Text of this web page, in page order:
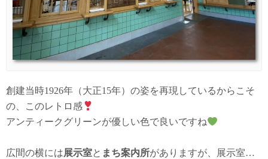
創建当時1926年（大正15年）の姿を再現しているからこそ
の、このレトロ感
アンティークグリーンが優しい色で良いですね
広間の横には展示室と まち案内所がありますが、展示室…